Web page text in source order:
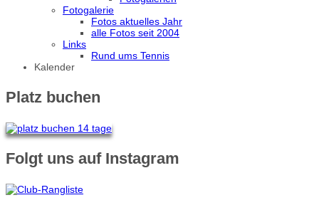
Fotogalerie
Fotos aktuelles Jahr
alle Fotos seit 2004
Links
Rund ums Tennis
Kalender
Platz buchen
Folgt uns auf Instagram